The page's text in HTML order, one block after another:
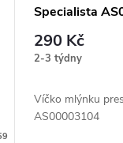
Specialista
290 Kč
2-3 týdny
Víčko mlýnku
AS00003104